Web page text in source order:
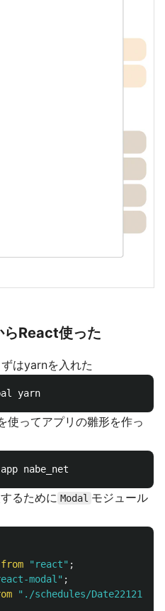
React使った
はyarnを入れた
ってアプリの雛形を作っ
るために Modal モジュール
from " react" ;
modal " ;
" ./schedules/Date221216